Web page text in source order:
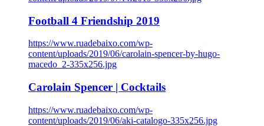
Football 4 Friendship 2019
https://www.ruadebaixo.com/wp-
content/uploads/2019/06/carolain-spencer-by-hugo-
macedo_2-335x256.jpg
Carolain Spencer | Cocktails
https://www.ruadebaixo.com/wp-
content/uploads/2019/06/aki-catalogo-335x256.jpg